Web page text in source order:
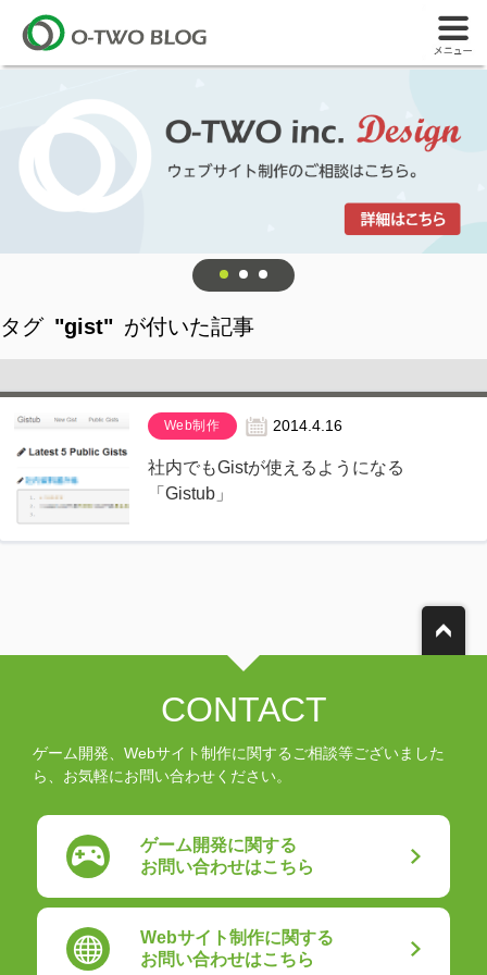
タグ "gist" が付いた記事
Web制作 2014.4.16
社内でもGistが使えるようになる
「Gistub」
CONTACT
ゲーム開発、Webサイト制作に関するご相談等ございました
ら、お気軽にお問い合わせください。
ゲーム開発に関する
お問い合わせはこちら
Webサイト制作に関する
お問い合わせはこちら